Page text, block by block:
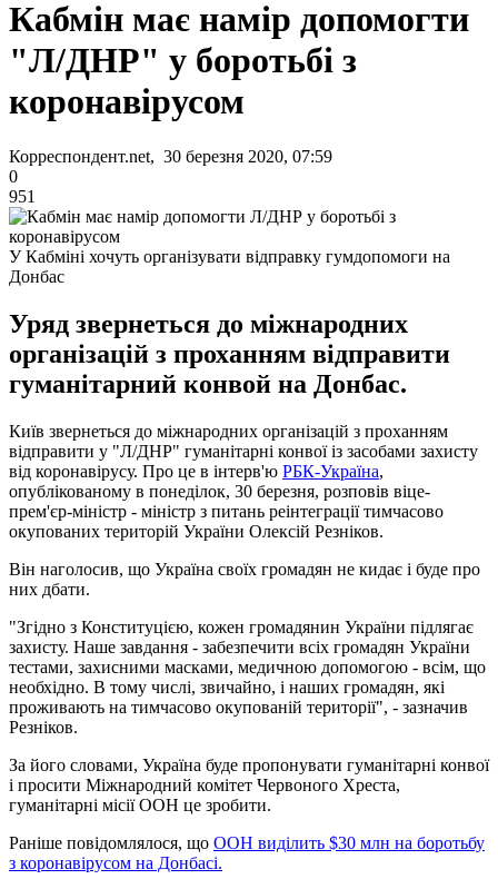
Кабмін має намір допомогти
"Л/ДНР" у боротьбі з
коронавірусом
Корреспондент.net, 30 березня 2020, 07:59
0
951
У Кабміні хочуть організувати відправку гумдопомоги на
Донбас
Уряд звернеться до міжнародних
організацій з проханням відправити
гуманітарний конвой на Донбас.
Київ звернеться до міжнародних організацій з проханням
відправити у "Л/ДНР" гуманітарні конвої із засобами захисту
від коронавірусу. Про це в інтерв'ю РБК-Україна,
опублікованому в понеділок, 30 березня, розповів віце-
прем'єр-міністр - міністр з питань реінтеграції тимчасово
окупованих територій України Олексій Резніков.
Він наголосив, що Україна своїх громадян не кидає і буде про
них дбати.
"Згідно з Конституцією, кожен громадянин України підлягає
захисту. Наше завдання - забезпечити всіх громадян України
тестами, захисними масками, медичною допомогою - всім, що
необхідно. В тому числі, звичайно, і наших громадян, які
проживають на тимчасово окупованій території", - зазначив
Резніков.
За його словами, Україна буде пропонувати гуманітарні конвої
і просити Міжнародний комітет Червоного Хреста,
гуманітарні місії ООН це зробити.
Раніше повідомлялося, що ООН виділить $30 млн на боротьбу
з коронавірусом на Донбасі.